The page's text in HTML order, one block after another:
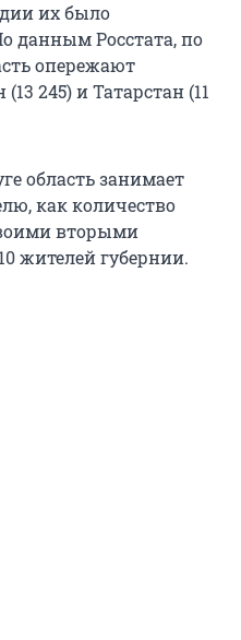
их было
данным Росстата, по
опережают
245) и Татарстан (11
область занимает
как количество
вторыми
жителей губернии.